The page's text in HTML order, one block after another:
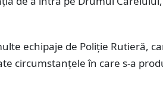
echipaje de Poliție Rutieră,
circumstanțele în care s-a